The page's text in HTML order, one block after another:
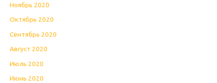
Ноябрь 2020
Октябрь 2020
Сентябрь 2020
Август 2020
Июль 2020
Июнь 2020